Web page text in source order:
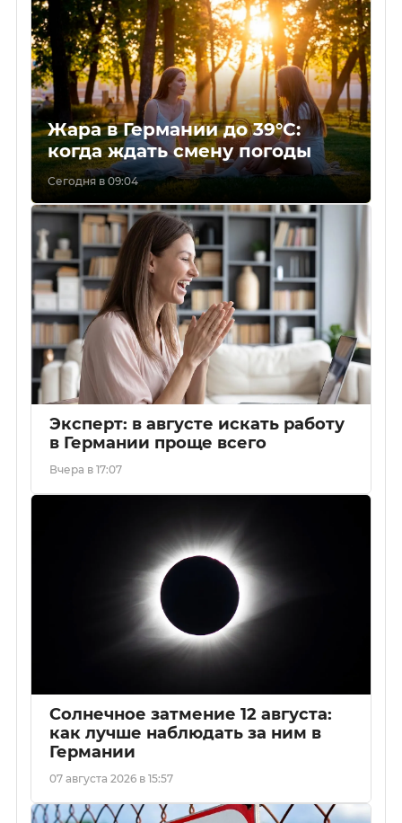
Жара в Германии до 39°C:
когда ждать смену погоды
Сегодня в 09:04
Эксперт: в августе искать работу
в Германии проще всего
Вчера в 17:07
Солнечное затмение 12 августа:
как лучше наблюдать за ним в
Германии
07 августа 2026 в 15:57